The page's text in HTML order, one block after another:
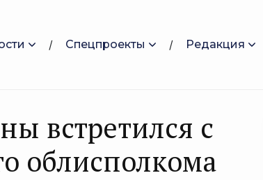
Спецпроекты Редакция
встретился с
облисполкома